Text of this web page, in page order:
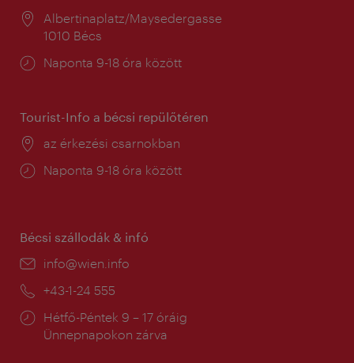
Helyszín:
Albertinaplatz/Maysedergasse
1010 Bécs
Nyitva
Naponta 9-18 óra között
Tourist-Info a bécsi repülőtéren
Helyszín:
az érkezési csarnokban
Nyitva
Naponta 9-18 óra között
Bécsi szállodák & infó
E-
info@wien.info
Telefon:
+43-1-24 555
Nyitva
tartás:
Hétfő-Péntek 9 – 17 óráig
Ünnepnapokon zárva